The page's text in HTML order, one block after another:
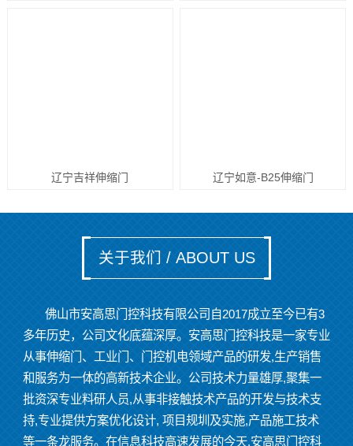
辽宁吉祥伸缩门 辽宁如意-B25伸缩门
关于我们 / ABOUT US
佛山市安高思门控科技有限公司自2017成立至今已有3
多年历史，公司文化底蕴深厚。安高思门控科技是一家专业
从事伸缩门、工业门、门控机电领域产品的研发,生产销售
和服务为一体的高新技术企业。公司技术力量雄厚,聚集一
批资深专业料研人员,从事非接触技术产品的开发与技术支
持,专业提供方案优化设计, 项目规圳及实施,产品施工技术
等一条龙服务。在信息科技高速发展的今天.安高思门控科